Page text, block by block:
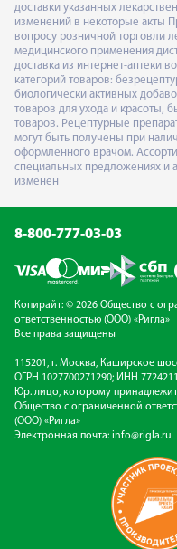
доставки указанных
изменений в некоторые акты
вопросу розничной торговли
медицинского применения
доставка из интернет-аптеки
категорий товаров:
биологически активных
товаров для ухода и красоты,
товаров. Рецептурные
могут быть получены при
оформленного врачом.
специальных предложениях и
изменен
8-800-777-03-03
Копирайт: © 2026 Общество с
ответственностью (ООО) «Ригла»
Все права защищены
115201, г. Москва, Каширское
ОГРН 1027700271290; ИНН
Юр. лицо, которому
Общество с ограниченной
(ООО) «Ригла»
Электронная почта: info@rigla.ru